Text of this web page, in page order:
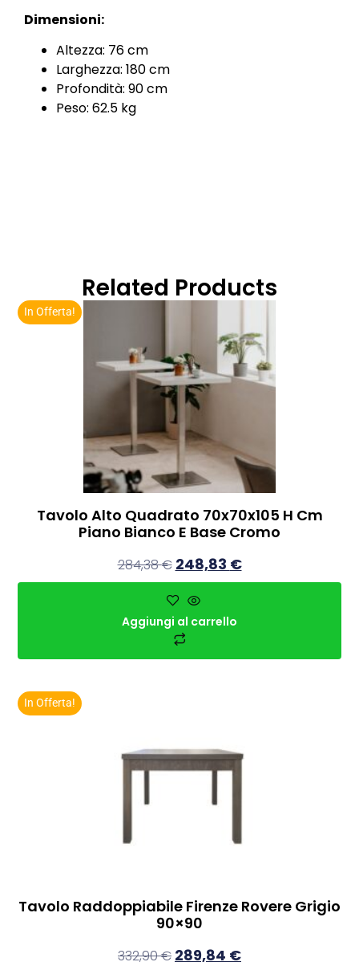
Dimensioni:
Altezza: 76 cm
Larghezza: 180 cm
Profondità: 90 cm
Peso: 62.5 kg
Related Products
In Offerta!
Tavolo Alto Quadrato 70x70x105 H Cm
Piano Bianco E Base Cromo
284,38€ 248,83 €
Aggiungi al carrello
In Offerta!
Tavolo Raddoppiabile Firenze Rovere Grigio
90×90
332,90€ 289,84 €